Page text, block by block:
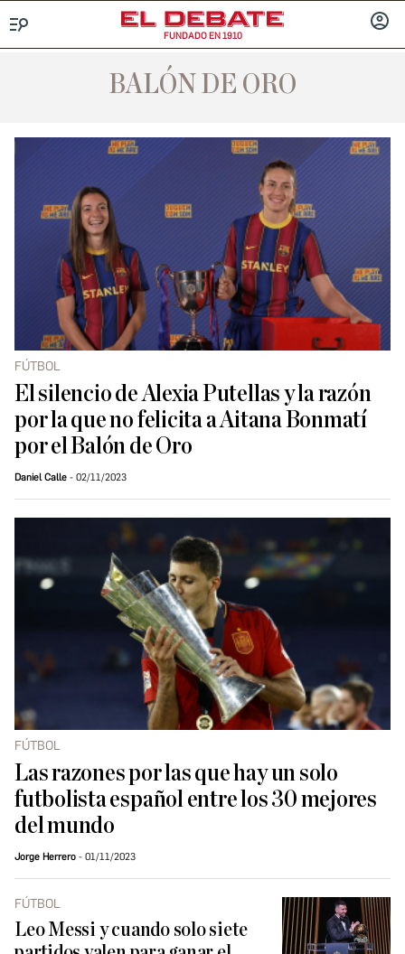
FUNDADO EN 1910
BALÓN DE ORO
FÚTBOL
El silencio de Alexia Putellas y la razón
por la que no felicita a Aitana Bonmatí
por el Balón de Oro
Daniel Calle 02/11/2023
FÚTBOL
Las razones por las que hay un solo
futbolista español entre los 30 mejores
del mundo
Jorge Herrero 01/11/2023
FÚTBOL
Leo Messi y cuando solo siete